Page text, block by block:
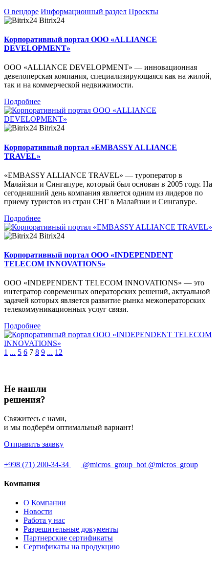
О вендоре Информационный раздел Проекты
Bitrix24
Корпоративный портал ООО «ALLIANCE
DEVELOPMENT»
ООО «ALLIANCE DEVELOPMENT» — инновационная
девелоперская компания, специализирующаяся как на жилой,
так и на коммерческой недвижимости.
Подробнее
Bitrix24
Корпоративный портал «EMBASSY ALLIANCE
TRAVEL»
«EMBASSY ALLIANCE TRAVEL» — туроператор в
Малайзии и Сингапуре, который был основан в 2005 году. На
сегодняшний день компания является одним из лидеров по
приему туристов из стран СНГ в Малайзии и Сингапуре.
Подробнее
Bitrix24
Корпоративный портал OOO «INDEPENDENT
TELECOM INNOVATIONS»
ООО «INDEPENDENT TELECOM INNOVATIONS» — это
интегратор современных операторских решений, актуальной
задачей которых является развитие рынка межоператорских
телекоммуникационных услуг связи.
Подробнее
1 ... 5 6 7 8 9 ... 12
Не нашли
решения?
Свяжитесь с нами,
и мы подберём оптимальный вариант!
Отправить заявку
+998 (71) 200-34-34 @micros_group_bot @micros_group
Компания
О Компании
Новости
Работа у нас
Разрешительные документы
Партнерские сертификаты
Сертификаты на продукцию